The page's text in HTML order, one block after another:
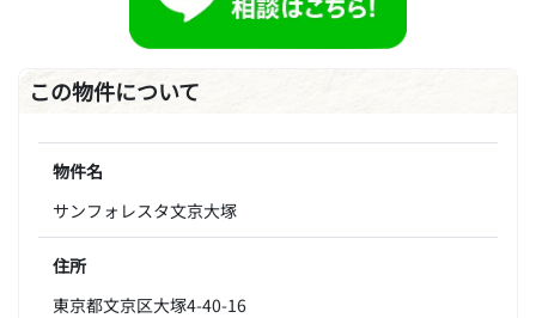
この物件について
物件名
サンフォレスタ文京大塚
住所
東京都文京区大塚4-40-16